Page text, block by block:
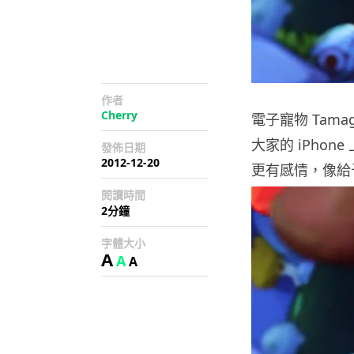
作者
Cherry
發佈日期
2012-12-20
閱讀時間
2分鐘
字體大小
AAA
電子寵物
大家的 iPhone
更有感情，像